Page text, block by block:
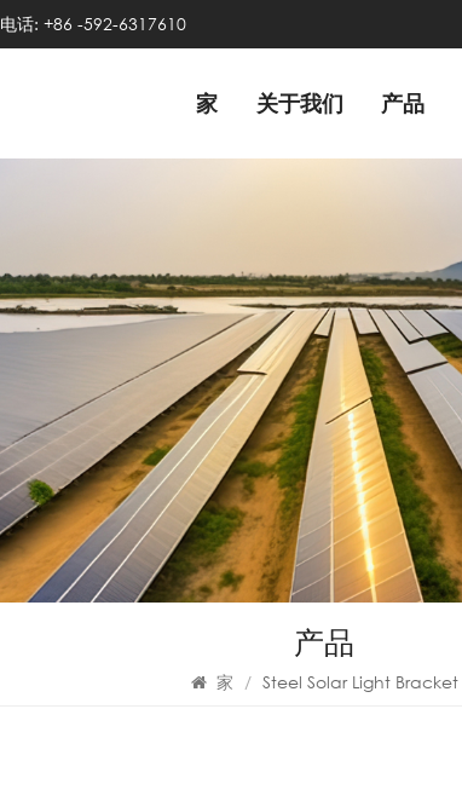
电话: +86 -592-6317610
家 关于我们 产品
产品
家 / Steel Solar Light Bracket